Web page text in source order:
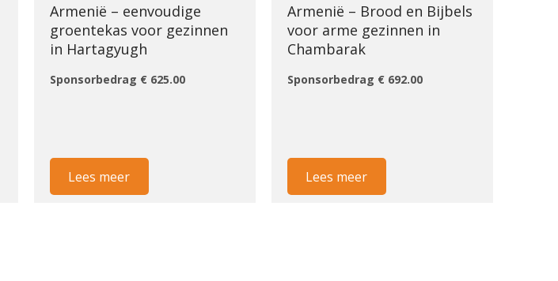
Armenië – eenvoudige
groentekas voor gezinnen
in Hartagyugh
Sponsorbedrag € 625.00
Lees meer
Armenië – Brood en Bijbels
voor arme gezinnen in
Chambarak
Sponsorbedrag € 692.00
Lees meer